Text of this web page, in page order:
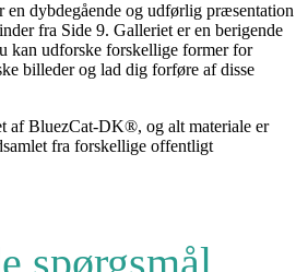
en dybdegående og udførlig præsentation
fra Side 9. Galleriet er en berigende
kan udforske forskellige former for
billeder og lad dig forføre af disse
af BluezCat-DK®, og alt materiale er
fra forskellige offentligt